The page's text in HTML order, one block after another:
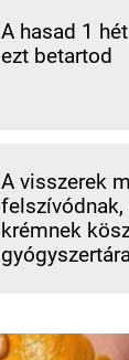
A hasad 1
ezt betartod
A visszerek
felszívódnak,
krémnek